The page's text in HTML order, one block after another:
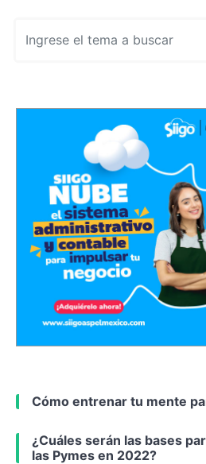
Cómo entrenar tu mente
¿Cuáles serán las bases
las Pymes en 2022?